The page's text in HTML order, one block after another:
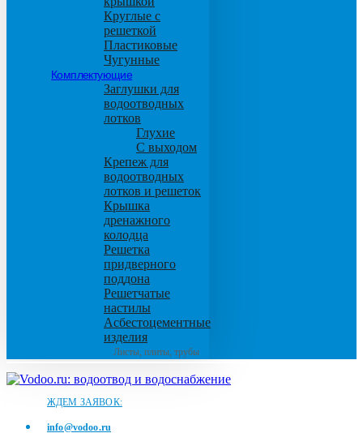
Круглые с
решеткой
Пластиковые
Чугунные
Комплектующие
Заглушки для
водоотводных
лотков
Глухие
С выходом
Крепеж для
водоотводных
лотков и решеток
Крышка
дренажного
колодца
Решетка
придверного
поддона
Решетчатые
настилы
Асбестоцементные
изделия
Листы, плиты, трубы
ЖДЕМ ЗАЯВОК:
info@vodoo.ru